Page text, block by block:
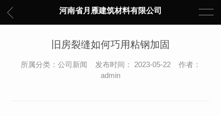
河南省月雁建筑材料有限公司
旧房裂缝如何巧用粘钢加固
所属分类：公司新闻 发布时间： 2023-05-22 作者：
admin